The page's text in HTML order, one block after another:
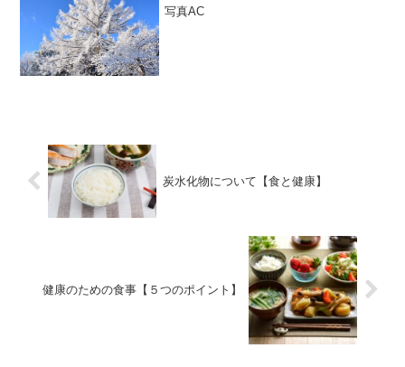
写真AC
炭水化物について【食と健康】
健康のための食事【５つのポイント】